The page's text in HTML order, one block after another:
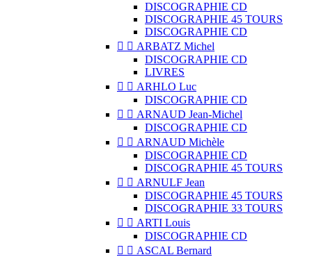
DISCOGRAPHIE CD
DISCOGRAPHIE 45 TOURS
DISCOGRAPHIE CD
  ARBATZ Michel
DISCOGRAPHIE CD
LIVRES
  ARHLO Luc
DISCOGRAPHIE CD
  ARNAUD Jean-Michel
DISCOGRAPHIE CD
  ARNAUD Michèle
DISCOGRAPHIE CD
DISCOGRAPHIE 45 TOURS
  ARNULF Jean
DISCOGRAPHIE 45 TOURS
DISCOGRAPHIE 33 TOURS
  ARTI Louis
DISCOGRAPHIE CD
  ASCAL Bernard